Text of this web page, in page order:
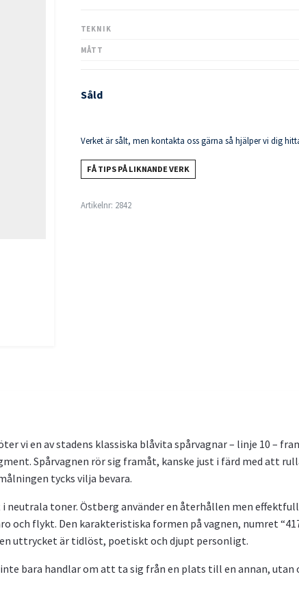
TEKNIK
MÅTT
Såld
Verket är sålt, men kontakta oss gärna så hjälper vi dig
FÅ TIPS PÅ LIKNANDE VERK
Artikelnr: 2842
vi en av stadens klassiska blåvita spårvagnar – linje 10 –
Spårvagnen rör sig framåt, kanske just i färd med att
tycks vilja bevara.
neutrala toner. Östberg använder en återhållen men
och flykt. Den karakteristiska formen på vagnen, numret
uttrycket är tidlöst, poetiskt och djupt personligt.
bara handlar om att ta sig från en plats till en annan, utan